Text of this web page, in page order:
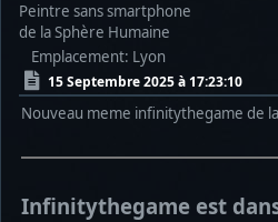
Peintre sans smartphone
de la Sphère Humaine
Emplacement: Lyon
15 Septembre 2025 à 17:23:10
Nouveau meme infinitythegame de
Infinitythegame est